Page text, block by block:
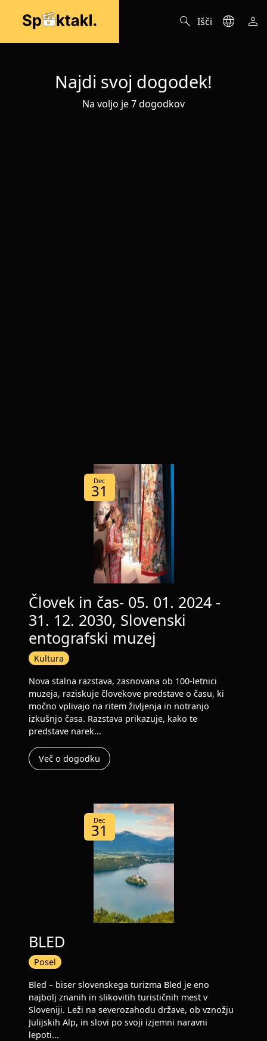
search Išči language person
Najdi svoj dogodek!
Na voljo je 7 dogodkov
Dec
31
Človek in čas- 05. 01. 2024 -
31. 12. 2030, Slovenski
entografski muzej
Kultura
Nova stalna razstava, zasnovana ob 100-letnici
muzeja, raziskuje človekove predstave o času, ki
močno vplivajo na ritem življenja in notranjo
izkušnjo časa. Razstava prikazuje, kako te
predstave narek...
Več o dogodku
Dec
31
BLED
Posel
Bled – biser slovenskega turizma Bled je eno
najbolj znanih in slikovitih turističnih mest v
Sloveniji. Leži na severozahodu države, ob vznožju
Julijskih Alp, in slovi po svoji izjemni naravni
lepoti...